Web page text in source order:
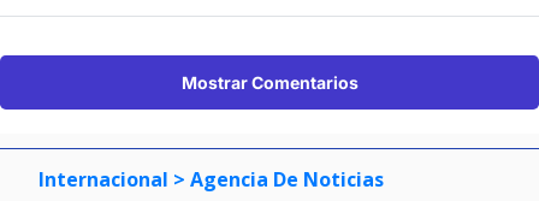
Mostrar Comentarios
Internacional > Agencia De Noticias